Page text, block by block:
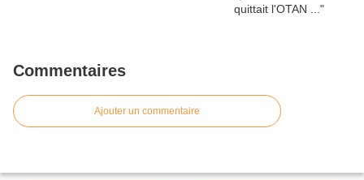
Commentaires
Ajouter un commentaire